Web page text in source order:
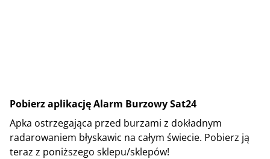
Pobierz aplikację Alarm Burzowy Sat24
Apka ostrzegająca przed burzami z dokładnym
radarowaniem błyskawic na całym świecie. Pobierz ją
teraz z poniższego sklepu/sklepów!